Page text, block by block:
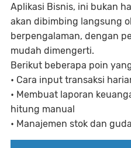
Aplikasi Bisnis, ini bukan
akan dibimbing langsung
berpengalaman, dengan
mudah dimengerti.
Berikut beberapa poin
• Cara input transaksi
• Membuat laporan
hitung manual
• Manajemen stok dan